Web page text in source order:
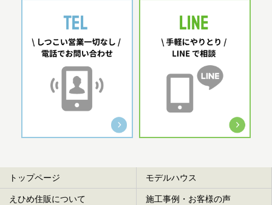
トップページ モデルハウス
えひめ住販について 施工事例・お客様の声